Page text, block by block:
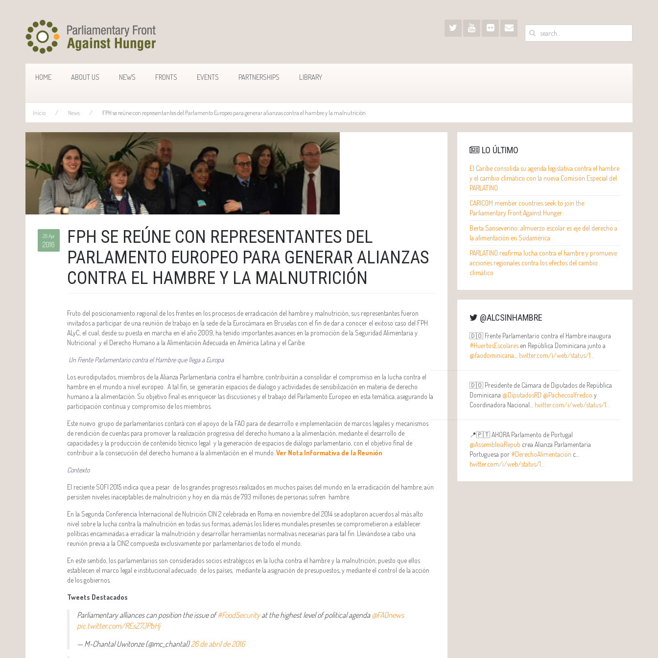
HOME ABOUT US NEWS FRONTS EVENTS PARTNERSHIPS LIBRARY
Inicio News FPH se reúne con representantes del Parlamento Europeo para generar alianzas contra el hambre y la malnutrición
26 Apr
2016
FPH SE REÚNE CON REPRESENTANTES DEL
PARLAMENTO EUROPEO PARA GENERAR ALIANZAS
CONTRA EL HAMBRE Y LA MALNUTRICIÓN
Fruto del posicionamiento regional de los frentes en los procesos de erradicación del hambre y malnutrición, sus representantes fueron
invitados a participar de una reunión de trabajo en la sede de la Eurocámara en Bruselas con el fin de dar a conocer el exitoso caso del FPH
ALyC; el cual, desde su puesta en marcha en el año 2009, ha tenido importantes avances en la promoción de la Seguridad Alimentaria y
Nutricional y el Derecho Humano a la Alimentación Adecuada en América Latina y el Caribe.
Un Frente Parlamentario contra el Hambre que llega a Europa
Los eurodiputados, miembros de la Alianza Parlamentaria contra el hambre, contribuirán a consolidar el compromiso en la lucha contra el
hambre en el mundo a nivel europeo. A tal fin, se generarán espacios de dialogo y actividades de sensibilización en materia de derecho
humano a la alimentación. Su objetivo final es enriquecer las discusiones y el trabajo del Parlamento Europeo en esta temática, asegurando la
participación continua y compromiso de los miembros.
Este nuevo grupo de parlamentarios contará con el apoyo de la FAO para de desarrollo e implementación de marcos legales y mecanismos
de rendición de cuentas para promover la realización progresiva del derecho humano a la alimentación, mediante el desarrollo de
capacidades y la producción de contenido técnico legal y la generación de espacios de diálogo parlamentario, con el objetivo final de
contribuir a la consecución del derecho humano a la alimentación en el mundo. Ver Nota Informativa de la Reunión
Contexto
El reciente SOFI 2015 indica que a pesar de los grandes progresos realizados en muchos países del mundo en la erradicación del hambre, aún
persisten niveles inaceptables de malnutrición y hoy en día más de 793 millones de personas sufren hambre.
En la Segunda Conferencia Internacional de Nutrición CIN 2 celebrada en Roma en noviembre del 2014 se adoptaron acuerdos al más alto
nivel sobre la lucha contra la malnutrición en todas sus formas, además los líderes mundiales presentes se comprometieron a establecer
políticas encaminadas a erradicar la malnutrición y desarrollar herramientas normativas necesarias para tal fin. Llevándose a cabo una
reunión previa a la CIN2 compuesta exclusivamente por parlamentarios de todo el mundo.
En este sentido, los parlamentarios son considerados socios estratégicos en la lucha contra el hambre y la malnutrición, puesto que ellos
establecen el marco legal e institucional adecuado de los países, mediante la asignación de presupuestos, y mediante el control de la acción
de los gobiernos.
Tweets Destacados
Parliamentary alliances can position the issue of#FoodSecurityat the highest level of political agenda@FAOnews
pic.twitter.com/REsZ7JPbHj
— M-Chantal Uwitonze (@mc_chantal)26 de abril de 2016
LO ÚLTIMO
El Caribe consolida su agenda legislativa contra el hambre
y el cambio climático con la nueva Comisión Especial del
PARLATINO
CARICOM member countries seek to join the
Parliamentary Front Against Hunger
Berta Sanseverino: almuerzo escolar es eje del derecho a
la alimentación en Sudamérica
PARLATINO reafirma lucha contra el hambre y promueve
acciones regionales contra los efectos del cambio
climático
@ALCSINHAMBRE
🇩🇴 Frente Parlamentario contra el Hambre inaugura
#HuertosEscolares en República Dominicana junto a
@faodominicana
twitter.com/i/web/status/1…
🇩🇴 Presidente de Cámara de Diputados de República
Dominicana @DiputadosRD @Pachecoalfredoo y
Coordinadora Nacional… twitter.com/i/web/status/1…
📍🇵🇹 AHORA Parlamento de Portugal
@AssembleiaRepub crea Alianza Parlamentaria
Portuguesa por#DerechoAlimentación c…
twitter.com/i/web/status/1…